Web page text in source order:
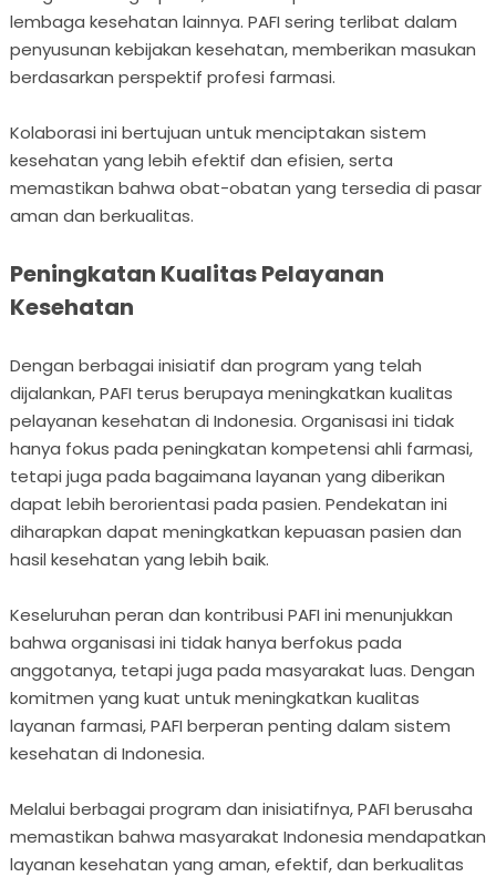
lembaga kesehatan lainnya. PAFI sering terlibat dalam
penyusunan kebijakan kesehatan, memberikan masukan
berdasarkan perspektif profesi farmasi.
Kolaborasi ini bertujuan untuk menciptakan sistem
kesehatan yang lebih efektif dan efisien, serta
memastikan bahwa obat-obatan yang tersedia di pasar
aman dan berkualitas.
Peningkatan Kualitas Pelayanan
Kesehatan
Dengan berbagai inisiatif dan program yang telah
dijalankan, PAFI terus berupaya meningkatkan kualitas
pelayanan kesehatan di Indonesia. Organisasi ini tidak
hanya fokus pada peningkatan kompetensi ahli farmasi,
tetapi juga pada bagaimana layanan yang diberikan
dapat lebih berorientasi pada pasien. Pendekatan ini
diharapkan dapat meningkatkan kepuasan pasien dan
hasil kesehatan yang lebih baik.
Keseluruhan peran dan kontribusi PAFI ini menunjukkan
bahwa organisasi ini tidak hanya berfokus pada
anggotanya, tetapi juga pada masyarakat luas. Dengan
komitmen yang kuat untuk meningkatkan kualitas
layanan farmasi, PAFI berperan penting dalam sistem
kesehatan di Indonesia.
Melalui berbagai program dan inisiatifnya, PAFI berusaha
memastikan bahwa masyarakat Indonesia mendapatkan
layanan kesehatan yang aman, efektif, dan berkualitas